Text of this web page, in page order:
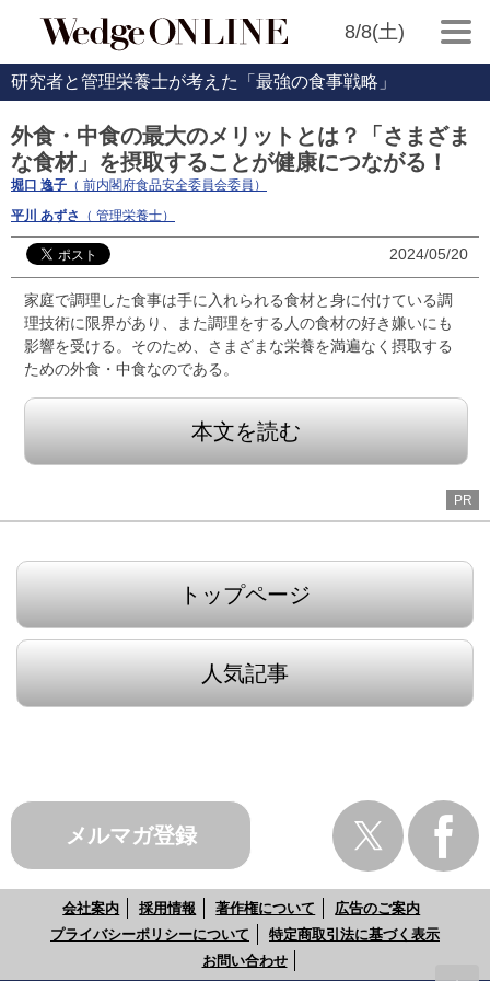
8/8(土)
研究者と管理栄養士が考えた「最強の食事戦略」
外食・中食の最大のメリットとは？「さまざま
な食材」を摂取することが健康につながる！
堀口 逸子 （ 前内閣府食品安全委員会委員）
平川 あずさ
（ 管理栄養士）
2024/05/20
家庭で調理した食事は手に入れられる食材と身に付けている調
理技術に限界があり、また調理をする人の食材の好き嫌いにも
影響を受ける。そのため、さまざまな栄養を満遍なく摂取する
ための外食・中食なのである。
本文を読む
PR
トップページ
人気記事
メルマガ登録
会社案内 採用情報 著作権について
広告のご案内
プライバシーポリシーについて
特定商取引法に基づく表示
お問い合わせ